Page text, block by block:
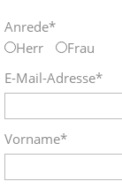
Anrede*
Herr
Frau
E-Mail-Adresse*
Vorname*